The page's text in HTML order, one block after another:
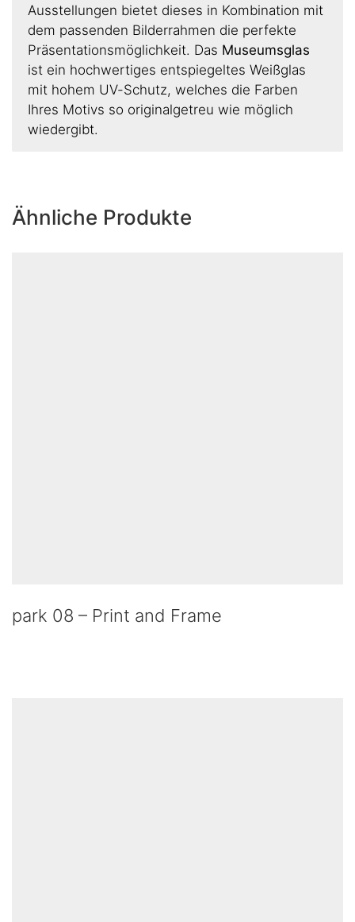
Ausstellungen bietet dieses in Kombination mit
dem passenden Bilderrahmen die perfekte
Präsentationsmöglichkeit. Das Museumsglas
ist ein hochwertiges entspiegeltes Weißglas
mit hohem UV-Schutz, welches die Farben
Ihres Motivs so originalgetreu wie möglich
wiedergibt.
Ähnliche Produkte
park 08 – Print and Frame